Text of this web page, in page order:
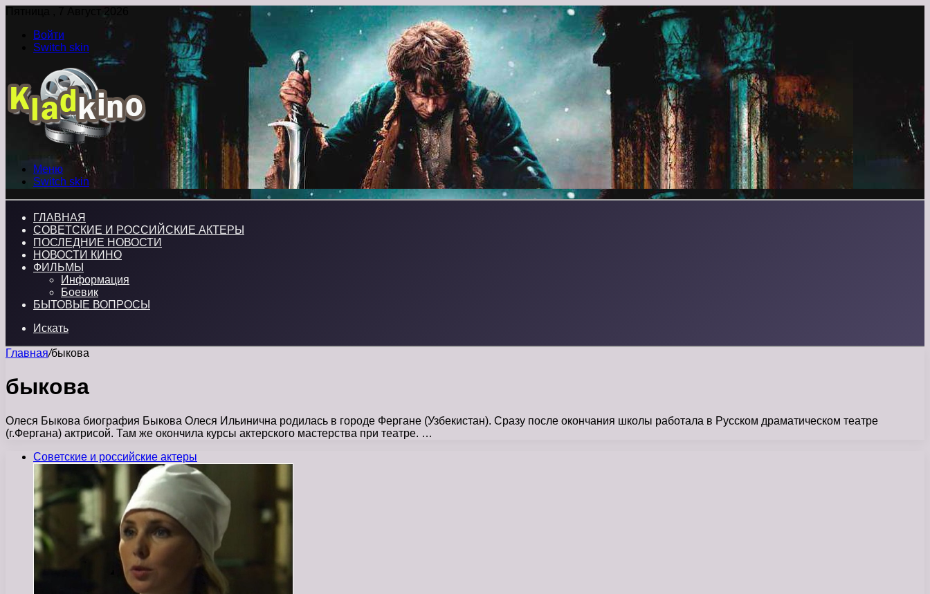
Пятница , 7 Август 2026
Войти
Switch skin
Меню
Switch skin
ГЛАВНАЯ
СОВЕТСКИЕ И РОССИЙСКИЕ АКТЕРЫ
ПОСЛЕДНИЕ НОВОСТИ
НОВОСТИ КИНО
ФИЛЬМЫ
Информация
Боевик
БЫТОВЫЕ ВОПРОСЫ
Искать
Главная/быкова
быкова
Олеся Быкова биография Быкова Олеся Ильинична родилась в городе Фергане (Узбекистан). Сразу после окончания школы работала в Русском драматическом театре
(г.Фергана) актрисой. Там же окончила курсы актерского мастерства при театре. …
Советские и российские актеры